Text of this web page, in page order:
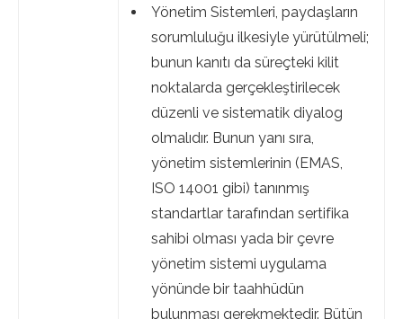
Yönetim Sistemleri, paydaşların
sorumluluğu ilkesiyle yürütülmeli;
bunun kanıtı da süreçteki kilit
noktalarda gerçekleştirilecek
düzenli ve sistematik diyalog
olmalıdır. Bunun yanı sıra,
yönetim sistemlerinin (EMAS,
ISO 14001 gibi) tanınmış
standartlar tarafından sertifika
sahibi olması yada bir çevre
yönetim sistemi uygulama
yönünde bir taahhüdün
bulunması gerekmektedir. Bütün